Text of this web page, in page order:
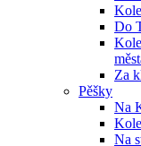
Do
Za
Pěšky
Na
Na